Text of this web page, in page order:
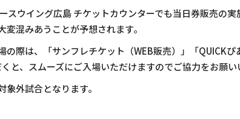
スウイング広島 チケットカウンターでも当日券販売の実
混みあうことが予想されます。
の際は、「サンフレチケット（WEB販売）」「QUICK
と、スムーズにご入場いただけますのでご協力をお願い
外試合となります。